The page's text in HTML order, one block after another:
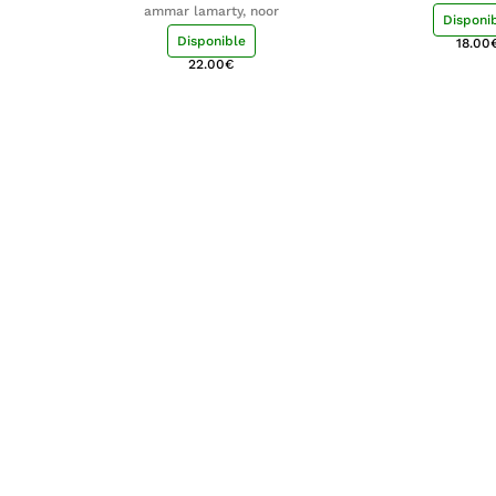
ammar lamarty, noor
Disponible
22.00€
18.00